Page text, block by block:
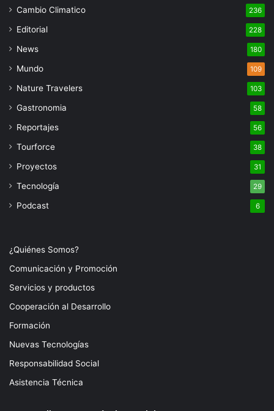
Cambio Climatico 236
Editorial 228
News 180
Mundo 109
Nature Travelers 103
Gastronomia 58
Reportajes 56
Tourforce 38
Proyectos 31
Tecnología 29
Podcast 6
¿Quiénes Somos?
Comunicación y Promoción
Servicios y productos
Cooperación al Desarrollo
Formación
Nuevas Tecnologías
Responsabilidad Social
Asistencia Técnica